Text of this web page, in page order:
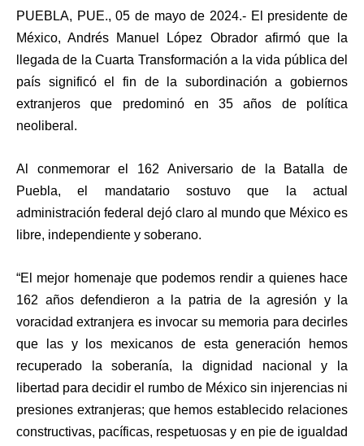
PUEBLA, PUE., 05 de mayo de 2024.- El presidente de
México, Andrés Manuel López Obrador afirmó que la
llegada de la Cuarta Transformación a la vida pública del
país significó el fin de la subordinación a gobiernos
extranjeros que predominó en 35 años de política
neoliberal.
Al conmemorar el 162 Aniversario de la Batalla de
Puebla, el mandatario sostuvo que la actual
administración federal dejó claro al mundo que México es
libre, independiente y soberano.
“El mejor homenaje que podemos rendir a quienes hace
162 años defendieron a la patria de la agresión y la
voracidad extranjera es invocar su memoria para decirles
que las y los mexicanos de esta generación hemos
recuperado la soberanía, la dignidad nacional y la
libertad para decidir el rumbo de México sin injerencias ni
presiones extranjeras; que hemos establecido relaciones
constructivas, pacíficas, respetuosas y en pie de igualdad